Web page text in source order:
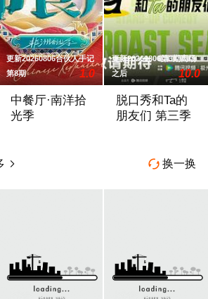
样# #姐姐当家# 第二季惊喜回归，看姐姐
更新20260806合伙人手记
第8期
1.0
中餐厅·南洋拾
光季
更新20260806第3期离场
之后
10.0
脱口秀和Ta的
朋友们 第三季
 换一换
